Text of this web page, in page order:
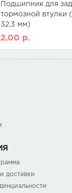
Подшипник для
тормозной втулки
32.3 мм)
2,00 р.
доставки